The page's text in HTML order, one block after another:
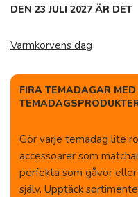
DEN 23 JULI 2027 ÄR DET
Varmkorvens dag
FIRA TEMADAGAR
Gör varje temadag lite
accessoarer som
perfekta som gåvor
själv. Upptäck